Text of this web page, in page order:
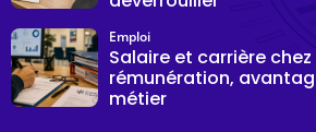
Salaire et carrière chez
rémunération,
métier
Emploi